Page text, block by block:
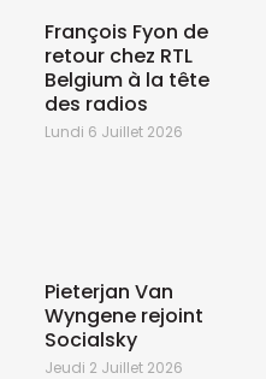
François Fyon de
retour chez RTL
Belgium à la tête
des radios
Lundi 6 Juillet 2026
Pieterjan Van
Wyngene rejoint
Socialsky
Jeudi 2 Juillet 2026